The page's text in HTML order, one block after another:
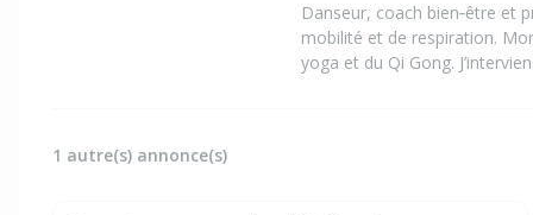
Danseur, coach bien‑être et
mobilité et de respiration.
yoga et du Qi Gong.
1 autre(s) annonce(s)